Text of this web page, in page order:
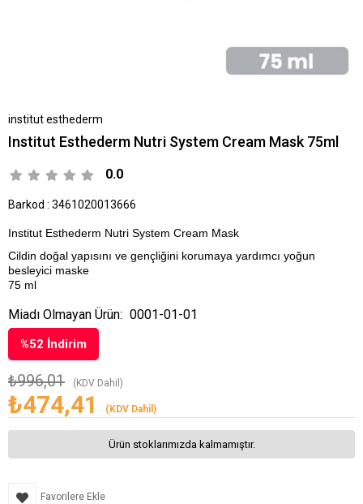
institut esthederm
Institut Esthederm Nutri System Cream Mask 75ml
0.0
Barkod : 3461020013666
Institut Esthederm Nutri System Cream Mask
Cildin doğal yapısını ve gençliğini korumaya yardımcı yoğun
besleyici maske
75 ml
%52 İndirim
₺996,01 (KDV Dahil)
₺474,41 (KDV Dahil)
Miadı Olmayan Ürün: 0001-01-01
Ürün stoklarımızda kalmamıştır.
Favorilere Ekle